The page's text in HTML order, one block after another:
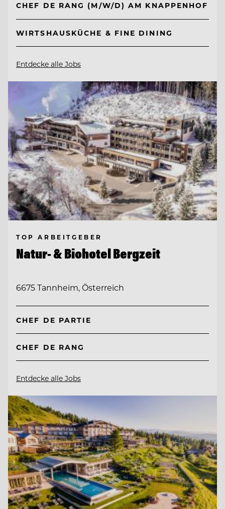
CHEF DE RANG (M/W/D) AM KNAPPENHOF
WIRTSHAUSKÜCHE & FINE DINING
Entdecke alle Jobs
TOP ARBEITGEBER
Natur- & Biohotel Bergzeit
6675 Tannheim, Österreich
CHEF DE PARTIE
CHEF DE RANG
Entdecke alle Jobs